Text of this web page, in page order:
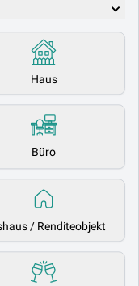
Haus
Büro
/ Renditeobjekt